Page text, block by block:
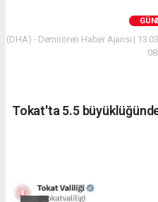
(DHA) - Demirören Haber Ajansı |
Tokat'ta 5.5